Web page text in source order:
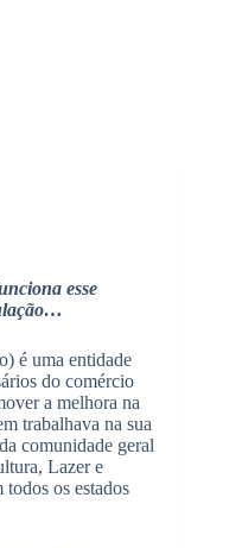
esse
é uma entidade
do comércio
a melhora na
trabalhava na sua
comunidade geral
Lazer e
os estados